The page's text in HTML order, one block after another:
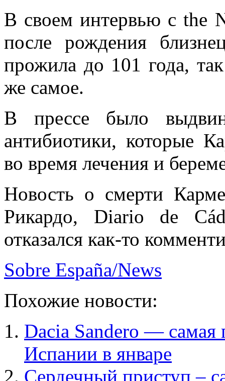
В своем интервью с the
после рождения
прожила до 101 года,
же самое.
В прессе было
антибиотики, которые
во время лечения и
Новость о смерти
Рикардо, Diario de
отказался как-то
Sobre España/News
Похожие новости:
Dacia Sandero — самая
Испании в январе
Сердечный приступ –